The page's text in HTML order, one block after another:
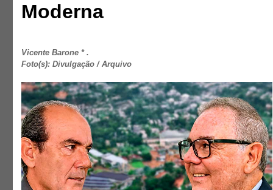
Moderna
Vicente Barone * .
Foto(s): Divulgação / Arquivo